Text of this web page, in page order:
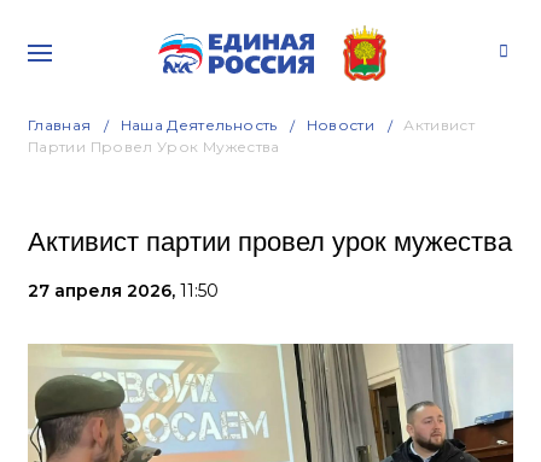
Главная Наша Деятельность Новости
Активист
Партии Провел Урок Мужества
Активист партии провел урок мужества
27 апреля 2026, 11:50